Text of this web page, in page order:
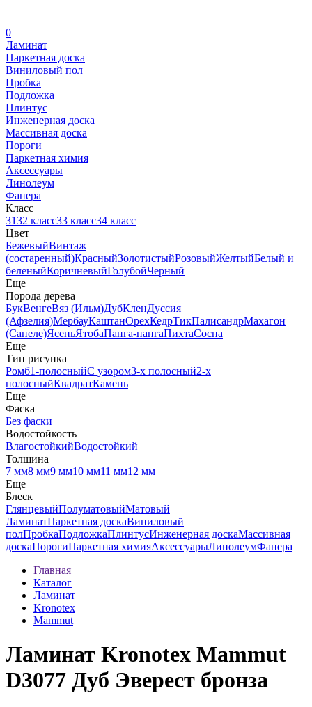
0
Ламинат
Паркетная доска
Виниловый пол
Пробка
Подложка
Плинтус
Инженерная доска
Массивная доска
Пороги
Паркетная химия
Аксессуары
Линолеум
Фанера
Класс
3132 класс33 класс34 класс
Цвет
БежевыйВинтаж
(состаренный)КрасныйЗолотистыйРозовыйЖелтыйБелый и
беленыйКоричневыйГолубойЧерный
Еще
Порода дерева
БукВенгеВяз (Ильм)ДубКленДуссия
(Афзелия)МербауКаштанОрехКедрТикПалисандрМахагон
(Сапеле)ЯсеньЯтобаПанга-пангаПихтаСосна
Еще
Тип рисунка
Ромб1-полосныйС узором3-х полосный2-х
полосныйКвадратКамень
Еще
Фаска
Без фаски
Водостойкость
ВлагостойкийВодостойкий
Толщина
7 мм8 мм9 мм10 мм11 мм12 мм
Еще
Блеск
ГлянцевыйПолуматовыйМатовый
ЛаминатПаркетная доскаВиниловый
полПробкаПодложкаПлинтусИнженерная доскаМассивная
доскаПорогиПаркетная химияАксессуарыЛинолеумФанера
Главная
Каталог
Ламинат
Kronotex
Mammut
Ламинат Kronotex Mammut
D3077 Дуб Эверест бронза